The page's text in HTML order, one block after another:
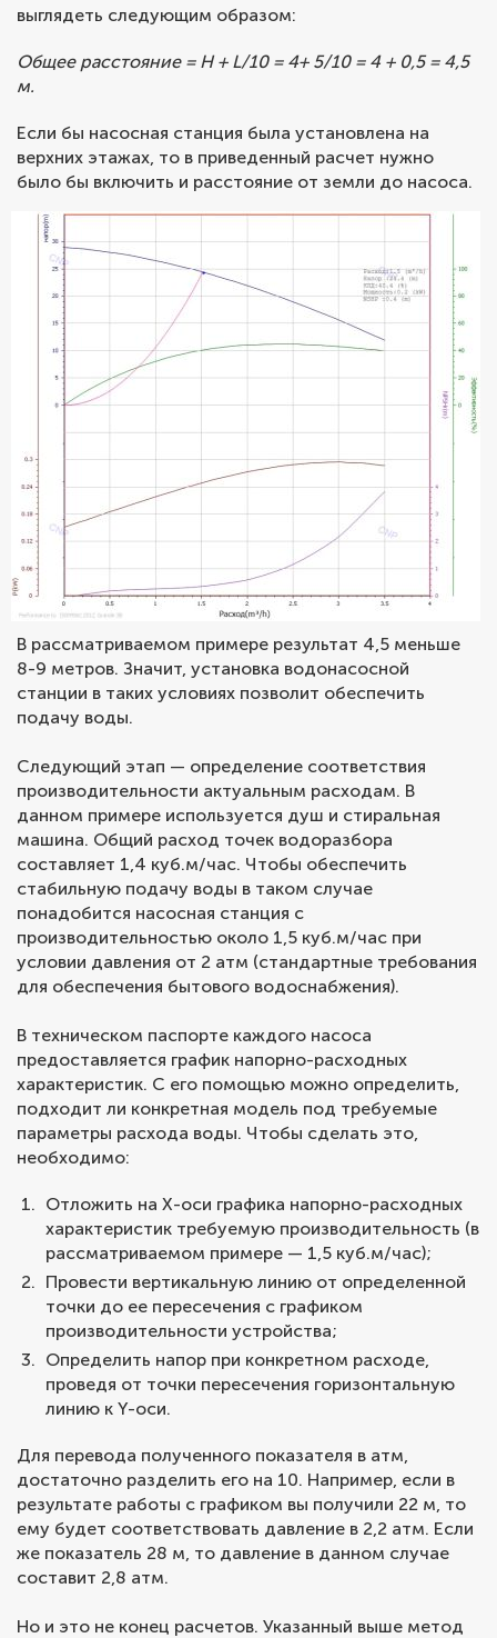
выглядеть следующим образом:
Общее расстояние = H + L/10 = 4+ 5/10 = 4 + 0,5 = 4,5
м.
Если бы насосная станция была установлена на
верхних этажах, то в приведенный расчет нужно
было бы включить и расстояние от земли до насоса.
В рассматриваемом примере результат 4,5 меньше
8-9 метров. Значит, установка водонасосной
станции в таких условиях позволит обеспечить
подачу воды.
Следующий этап — определение соответствия
производительности актуальным расходам. В
данном примере используется душ и стиральная
машина. Общий расход точек водоразбора
составляет 1,4 куб.м/час. Чтобы обеспечить
стабильную подачу воды в таком случае
понадобится насосная станция с
производительностью около 1,5 куб.м/час при
условии давления от 2 атм (стандартные требования
для обеспечения бытового водоснабжения).
В техническом паспорте каждого насоса
предоставляется график напорно-расходных
характеристик. С его помощью можно определить,
подходит ли конкретная модель под требуемые
параметры расхода воды. Чтобы сделать это,
необходимо:
Отложить на Х-оси графика напорно-расходных
характеристик требуемую производительность (в
рассматриваемом примере — 1,5 куб.м/час);
Провести вертикальную линию от определенной
точки до ее пересечения с графиком
производительности устройства;
Определить напор при конкретном расходе,
проведя от точки пересечения горизонтальную
линию к Y-оси.
Для перевода полученного показателя в атм,
достаточно разделить его на 10. Например, если в
результате работы с графиком вы получили 22 м, то
ему будет соответствовать давление в 2,2 атм. Если
же показатель 28 м, то давление в данном случае
составит 2,8 атм.
Но и это не конец расчетов. Указанный выше метод